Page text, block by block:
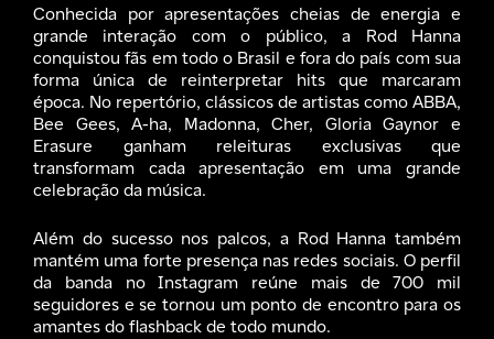
Conhecida por apresentações cheias de energia e
grande interação com o público, a Rod Hanna
conquistou fãs em todo o Brasil e fora do país com sua
forma única de reinterpretar hits que marcaram
época. No repertório, clássicos de artistas como ABBA,
Bee Gees, A-ha, Madonna, Cher, Gloria Gaynor e
Erasure ganham releituras exclusivas que
transformam cada apresentação em uma grande
celebração da música.
Além do sucesso nos palcos, a Rod Hanna também
mantém uma forte presença nas redes sociais. O perfil
da banda no Instagram reúne mais de 700 mil
seguidores e se tornou um ponto de encontro para os
amantes do flashback de todo mundo.